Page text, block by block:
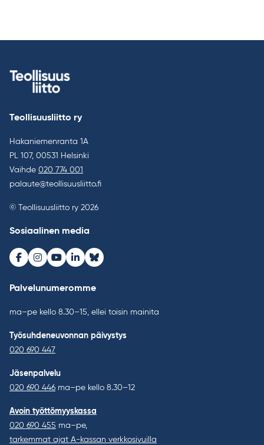
Teollisuusliitto ry
Hakaniemenranta 1A
PL 107, 00531 Helsinki
Vaihde 020 774 001
palaute@teollisuusliitto.fi
© Teollisuusliitto ry 2026
Sosiaalinen media
Facebook
Instagram
Youtube
LinkedInBluesky
Palvelunumeromme
ma–pe kello 8.30–15, ellei toisin mainita
Työsuhdeneuvonnan päivystys
020 690 447
Jäsenpalvelu
020 690 446 ma–pe kello 8.30–12
Avoin työttömyyskassa
020 690 455 ma–pe,
tarkemmat ajat A-kassan verkkosivuilla